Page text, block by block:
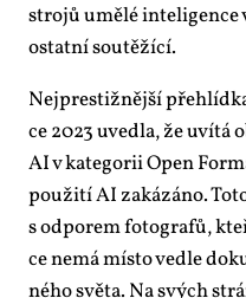
stro­jů umě­lé in­te­li­gen­ce
ostat­ní sou­tě­ží­cí.
Nej­pres­tiž­něj­ší
ce 2023 uved­la, že uví­tá
AI v ka­te­go­rii Open
po­u­ži­tí AI za­ká­zá­no.
s od­po­rem fo­to­gra­fů,
ce ne­má mís­to ve­d­le
né­ho svě­ta. Na svých